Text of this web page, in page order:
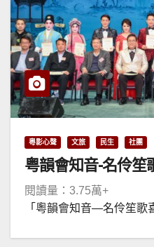
粵影心聲 文旅 民生 社團
粤韻會知音-名伶笙
閱讀量：3.75萬+
「粵韻會知音—名伶笙歌